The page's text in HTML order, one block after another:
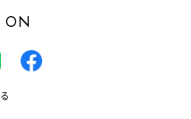
ON